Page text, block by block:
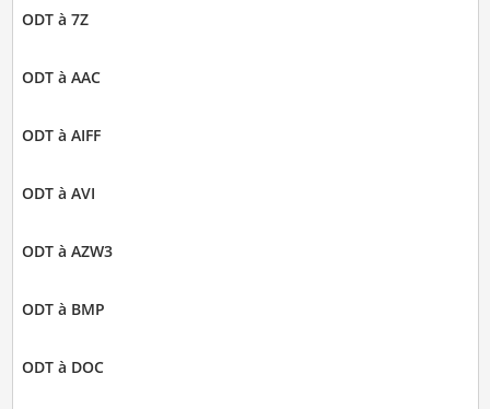
ODT à 7Z
ODT à AAC
ODT à AIFF
ODT à AVI
ODT à AZW3
ODT à BMP
ODT à DOC